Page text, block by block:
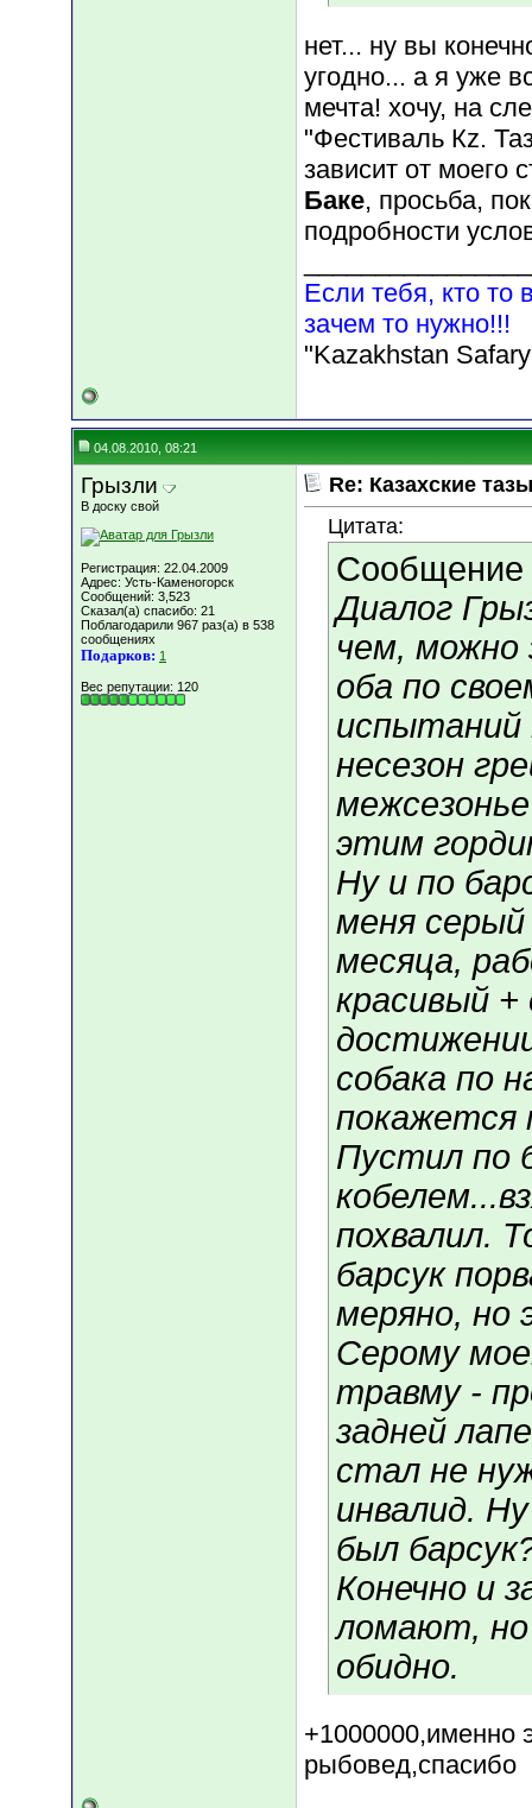
нет... ну вы
угодно... а я уже
мечта! хочу, на
"Фестиваль Кz.
зависит от моего
Баке, просьба,
подробности
Если тебя, кто то
зачем то нужно!!!
"Kazakhstan
04.08.2010, 08:21
Грызли
В доску свой
Регистрация: 22.04.2009
Адрес: Усть-Каменогорск
Сообщений: 3,523
Сказал(а) спасибо: 21
Поблагодарили 967 раз(а) в 538
сообщениях
Подарков: 1
Вес репутации: 120
Re: Казахские
Цитата:
Сообщение
Диалог
чем, можно
оба по
испытаний
несезон
этим
Ну и по
меня серый
месяца,
красивый
собака по
покажется
Пустил по
похвалил.
барсук
меряно, но
Серому
травму -
задней
стал не
инвалид.
был
Конечно и
ломают,
обидно.
+1000000,именно
рыбовед,спасибо